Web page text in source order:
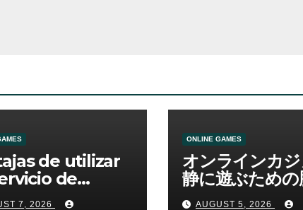
de utilizar
de
online
7, 2026
ONLINE GAMES
オンラインカ
静に遊ぶための
資金管理の考え方
AUGUST 5, 2026